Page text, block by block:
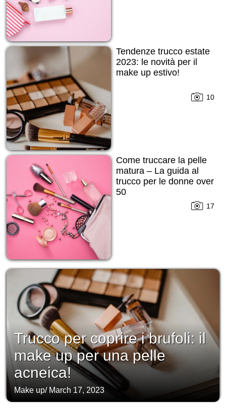
Tendenze trucco estate
2023: le novità per il
make up estivo!
10
Come truccare la pelle
matura – La guida al
trucco per le donne over
50
17
Trucco per coprire i brufoli: il
make up per una pelle
acneica!
Make up/ March 17, 2023